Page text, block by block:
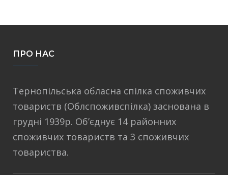
ПРО НАС
Тернопільська обласна спілка споживчих
товариств (Облспоживспілка) заснована в
грудні 1939р. Об’єднує 14 районних
споживчих товариств та 3 споживчих
товариства.